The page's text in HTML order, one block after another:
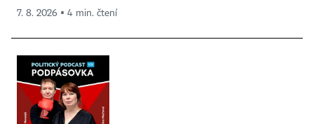
7. 8. 2026 ▪ 4 min. čtení